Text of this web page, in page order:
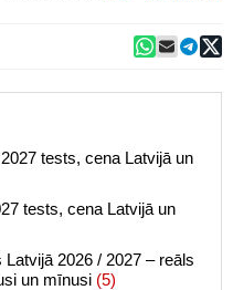
tests, cena Latvijā un
tests, cena Latvijā un
2026 / 2027 – reāls
un mīnusi (5)